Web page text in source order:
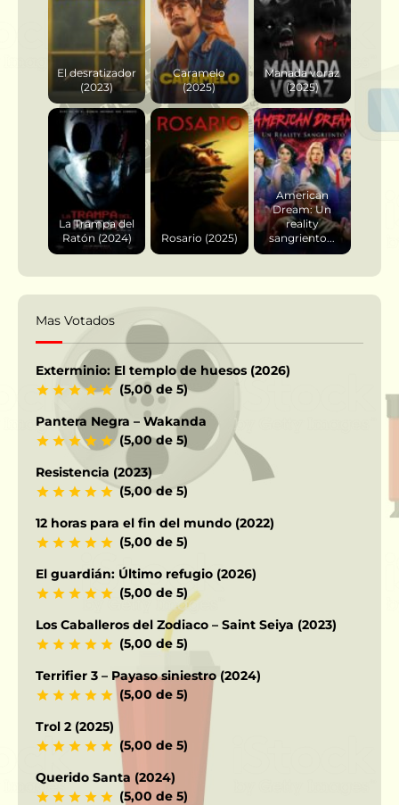
El desratizador
(2023)
Caramelo
(2025)
Manada voraz
(2025)
La Trampa del
Ratón (2024)
Rosario (2025)
American
Dream: Un
reality
sangriento...
Mas Votados
Exterminio: El templo de huesos (2026)
(5,00 de 5)
Pantera Negra – Wakanda
(5,00 de 5)
Resistencia (2023)
(5,00 de 5)
12 horas para el fin del mundo (2022)
(5,00 de 5)
El guardián: Último refugio (2026)
(5,00 de 5)
Los Caballeros del Zodiaco – Saint Seiya (2023)
(5,00 de 5)
Terrifier 3 – Payaso siniestro (2024)
(5,00 de 5)
Trol 2 (2025)
(5,00 de 5)
Querido Santa (2024)
(5,00 de 5)